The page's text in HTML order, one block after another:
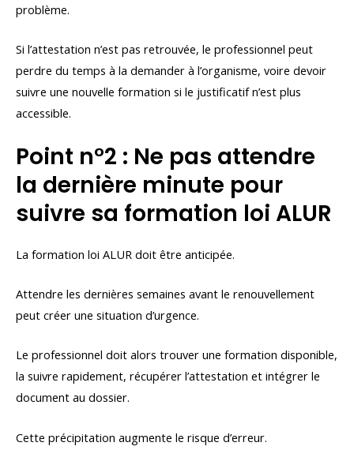
problème.
Si l’attestation n’est pas retrouvée, le professionnel peut
perdre du temps à la demander à l’organisme, voire devoir
suivre une nouvelle formation si le justificatif n’est plus
accessible.
Point n°2 : Ne pas attendre
la dernière minute pour
suivre sa formation loi ALUR
La formation loi ALUR doit être anticipée.
Attendre les dernières semaines avant le renouvellement
peut créer une situation d’urgence.
Le professionnel doit alors trouver une formation disponible,
la suivre rapidement, récupérer l’attestation et intégrer le
document au dossier.
Cette précipitation augmente le risque d’erreur.